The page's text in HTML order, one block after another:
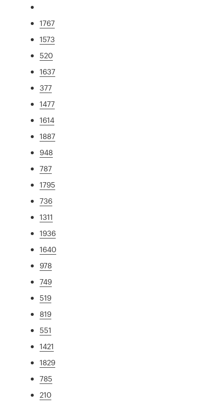
1767
1573
520
1637
377
1477
1614
1887
948
787
1795
736
1311
1936
1640
978
749
519
819
551
1421
1829
785
210